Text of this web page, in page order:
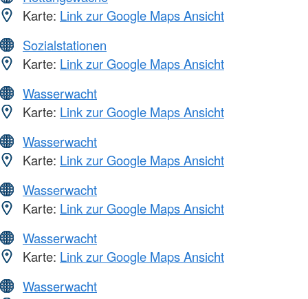
Karte: Link zur Google Maps Ansicht
Sozialstationen
Karte: Link zur Google Maps Ansicht
Wasserwacht
Karte: Link zur Google Maps Ansicht
Wasserwacht
Karte: Link zur Google Maps Ansicht
Wasserwacht
Karte: Link zur Google Maps Ansicht
Wasserwacht
Karte: Link zur Google Maps Ansicht
Wasserwacht